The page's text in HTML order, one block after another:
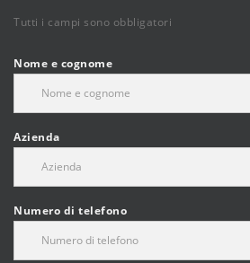
Tutti i campi sono obbligatori
Nome e cognome
Azienda
Numero di telefono